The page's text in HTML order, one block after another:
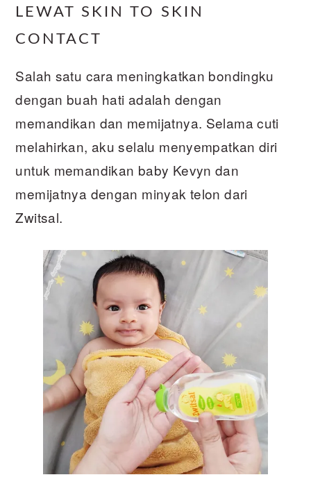
LEWAT SKIN TO SKIN
CONTACT
Salah satu cara meningkatkan bondingku
dengan buah hati adalah dengan
memandikan dan memijatnya. Selama cuti
melahirkan, aku selalu menyempatkan diri
untuk memandikan baby Kevyn dan
memijatnya dengan minyak telon dari
Zwitsal.